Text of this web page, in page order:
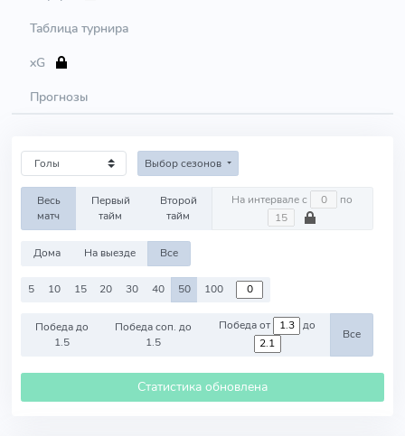
Таблица турнира
xG
Прогнозы
Выбор сезонов
Весь
матч
Первый
тайм
Второй
тайм
На интервале с по
Дома На выезде Все
5 10 15 20 30 40 50 100
Победа до
1.5
Победа соп. до
1.5
Победа от до
Все
Статистика обновлена